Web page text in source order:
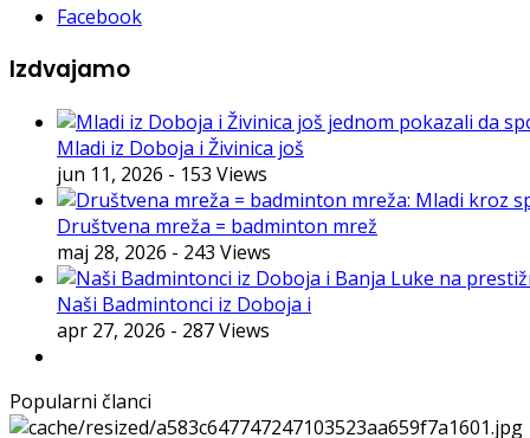
Facebook
Izdvajamo
Mladi iz Doboja i Živinica još
jun 11, 2026 - 153 Views
Društvena mreža = badminton mrež
maj 28, 2026 - 243 Views
Naši Badmintonci iz Doboja i
apr 27, 2026 - 287 Views
Popularni članci